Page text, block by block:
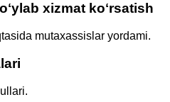
xizmat koʻrsatish
mutaxassislar yordami.